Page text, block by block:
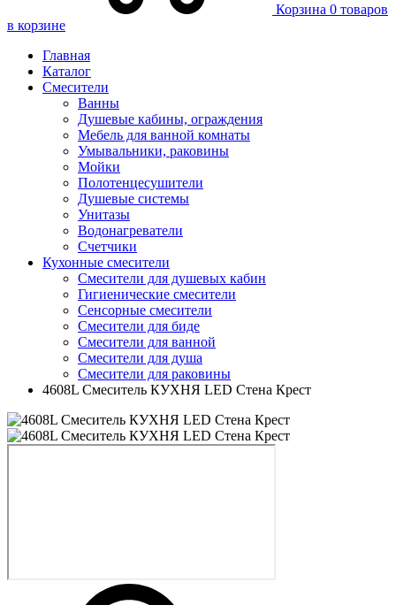
Корзина 0 товаров
в корзине
Главная
Каталог
Смесители
Ванны
Душевые кабины, ограждения
Мебель для ванной комнаты
Умывальники, раковины
Мойки
Полотенцесушители
Душевые системы
Унитазы
Водонагреватели
Счетчики
Кухонные смесители
Смесители для душевых кабин
Гигиенические смесители
Сенсорные смесители
Смесители для биде
Смесители для ванной
Смесители для душа
Смесители для раковины
4608L Смеситель КУХНЯ LED Стена Крест